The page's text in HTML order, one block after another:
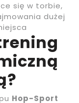
się w torbie,
dużej
Hop-Sport